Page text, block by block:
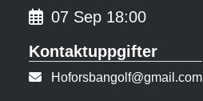
07 Sep 18:00
Kontaktuppgifter
E-post:
Hoforsbangolf@gmail.com